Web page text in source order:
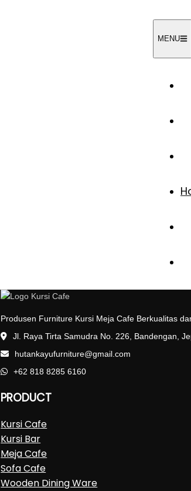
MENU
Produsen Furniture Kursi Meja Cafe Berkualitas
Jl. Raya Tirta Samudra No. 226, Bandengan,
hutankayufurniture@gmail.com
+62 818 8285 6160
PRODUCT
Kursi Cafe
Kursi Bar
Meja Cafe
Sofa Cafe
Wooden Dining Ware